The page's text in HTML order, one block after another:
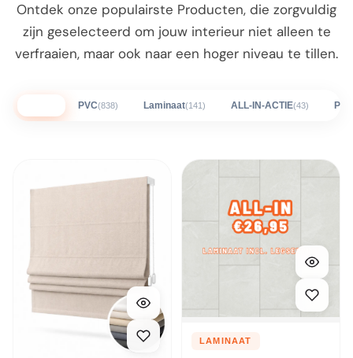
Ontdek onze populairste Producten, die zorgvuldig
zijn geselecteerd om jouw interieur niet alleen te
verfraaien, maar ook naar een hoger niveau te tillen.
PVC(838) Laminaat(141) ALL-IN-ACTIE(43)
LAMINAAT